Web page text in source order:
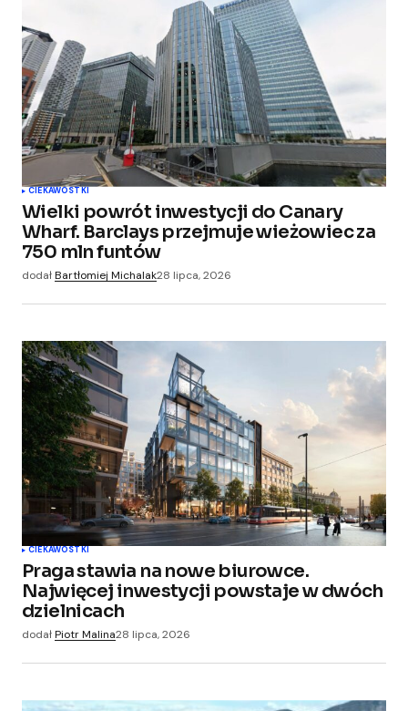
Comment*
Your Name*
Your E-mail*
Zapamiętaj moje dane w tej przeglądarce
podczas pisania kolejnych komentarzy.
Submit Comment
CIEKAWOSTKI
Wielki powrót inwestycji do Canary
Wharf. Barclays przejmuje wieżowiec za
750 mln funtów
dodałBartłomiej Michalak28 lipca, 2026
CIEKAWOSTKI
Praga stawia na nowe biurowce.
Najwięcej inwestycji powstaje w dwóch
dzielnicach
dodałPiotr Malina28 lipca, 2026